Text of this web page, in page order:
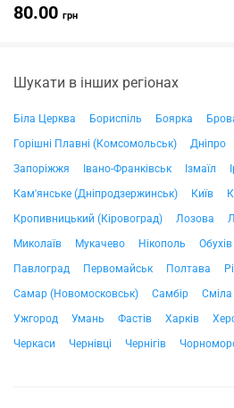
80.00 грн
Шукати в інших регіонах
Біла Церква Бориспіль Боярка
Горішні Плавні (Комсомольськ)
Дніпро
Запоріжжя
Івано-Франківськ Ізмаїл
Кам'янське (Дніпродзержинськ)
Київ
Кропивницький (Кіровоград)
Лозова
Миколаїв
Мукачево Нікополь Обухів
Павлоград
Первомайськ Полтава
Самар (Новомосковськ)
Самбір Сміла
Ужгород
Умань Фастів Харків
Черкаси
Чернівці Чернігів